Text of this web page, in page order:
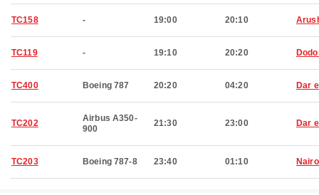
TC158 - 19:00 20:10
TC119 - 19:10 20:20
TC400 Boeing 787 20:20 04:20 Dar
TC202
Airbus A350-
900
21:30 23:00 Dar
TC203 Boeing 787-8 23:40 01:10